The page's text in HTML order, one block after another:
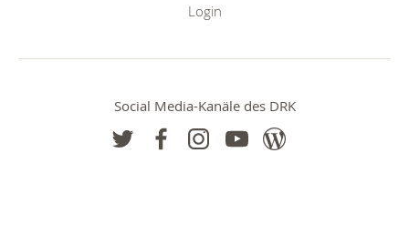
Login
Social Media-Kanäle des DRK